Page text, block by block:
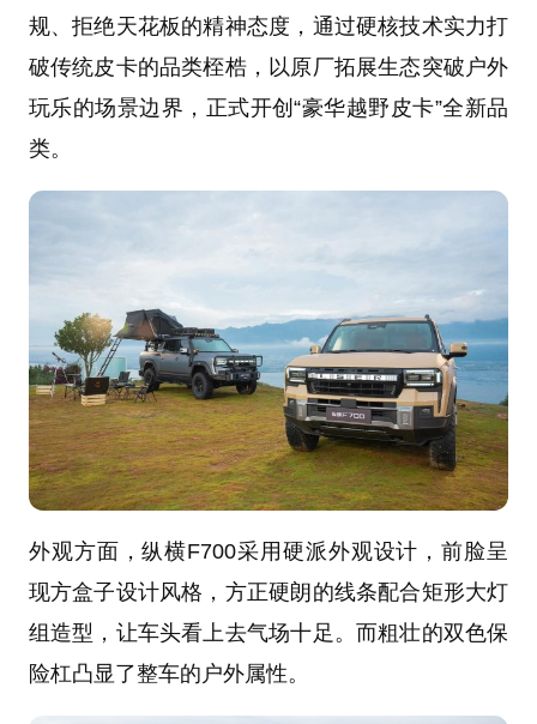
规、拒绝天花板的精神态度，通过硬核技术实力打
破传统皮卡的品类桎梏，以原厂拓展生态突破户外
玩乐的场景边界，正式开创“豪华越野皮卡”全新品
类。
外观方面，纵横F700采用硬派外观设计，前脸呈
现方盒子设计风格，方正硬朗的线条配合矩形大灯
组造型，让车头看上去气场十足。而粗壮的双色保
险杠凸显了整车的户外属性。